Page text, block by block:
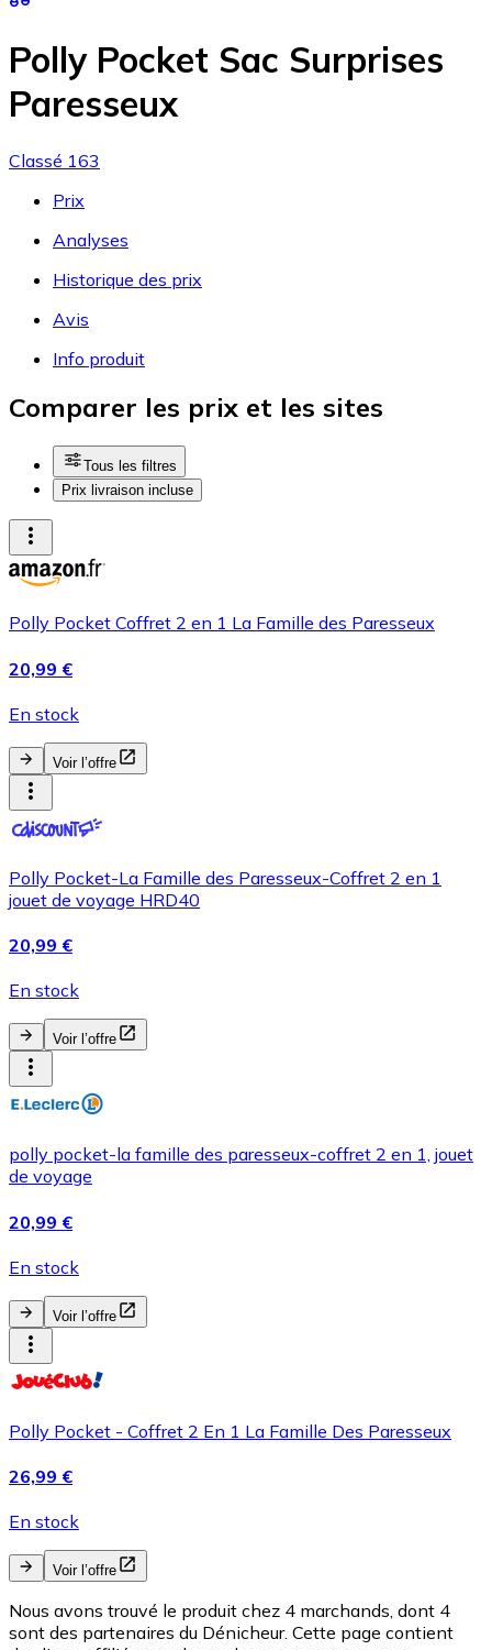
Polly Pocket Sac Surprises
Paresseux
Classé 163
Prix
Analyses
Historique des prix
Avis
Info produit
Comparer les prix et les sites
Tous les filtres
Prix livraison incluse
Polly Pocket Coffret 2 en 1 La Famille des Paresseux
20,99 €
En stock
Voir l’offre
Polly Pocket-La Famille des Paresseux-Coffret 2 en 1
jouet de voyage HRD40
20,99 €
En stock
Voir l’offre
polly pocket-la famille des paresseux-coffret 2 en 1, jouet
de voyage
20,99 €
En stock
Voir l’offre
Polly Pocket - Coffret 2 En 1 La Famille Des Paresseux
26,99 €
En stock
Voir l’offre
Nous avons trouvé le produit chez 4 marchands, dont 4
sont des partenaires du Dénicheur. Cette page contient